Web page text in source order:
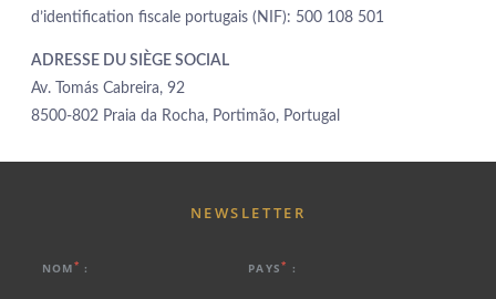
d’identification fiscale portugais (NIF): 500 108 501
ADRESSE DU SIÈGE SOCIAL
Av. Tomás Cabreira, 92
8500-802 Praia da Rocha, Portimão, Portugal
NOM * : PAYS* :
NEWSLETTER
ROOFTOP
CONTACTEZ-NOUS
Estrada da Rocha, nº2, 8500-804 Portimão - Algarve - Portugal